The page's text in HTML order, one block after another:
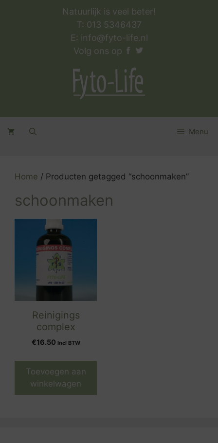
Natuurlijk is veel beter!
T: 013 5346437
E: info@fyto-life.nl
Volg ons op
Menu
Home / Producten getagged “schoonmaken”
schoonmaken
Reinigings
complex
€16.50 Incl BTW
Toevoegen aan
winkelwagen